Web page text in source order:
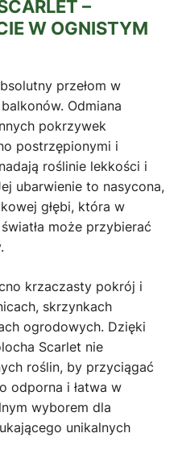
–
W OGNISTYM
przełom w
Odmiana
pokrzywek
postrzępionymi i
roślinie lekkości i
ubarwienie to nasycona,
głębi, która w
może przybierać
krzaczasty pokrój i
skrzynkach
ogrodowych. Dzięki
Scarlet nie
roślin, by przyciągać
odporna i łatwa w
wyborem dla
unikalnych